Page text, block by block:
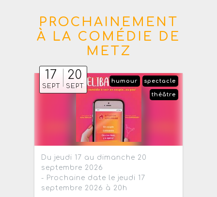
PROCHAINEMENT
À LA COMÉDIE DE
METZ
17
SEPT
20
SEPT
spectacle
humour
théâtre
Du jeudi 17 au dimanche 20
septembre 2026
- Prochaine date le jeudi 17
septembre 2026 à 20h